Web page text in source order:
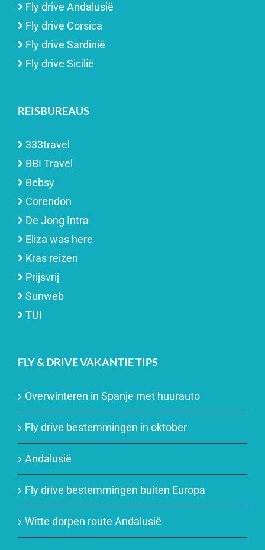
Fly drive Andalusië
Fly drive Corsica
Fly drive Sardinië
Fly drive Sicilië
REISBUREAUS
333travel
BBI Travel
Bebsy
Corendon
De Jong Intra
Eliza was here
Kras reizen
Prijsvrij
Sunweb
TUI
FLY & DRIVE VAKANTIE TIPS
Overwinteren in Spanje met huurauto
Fly drive bestemmingen in oktober
Andalusië
Fly drive bestemmingen buiten Europa
Witte dorpen route Andalusië